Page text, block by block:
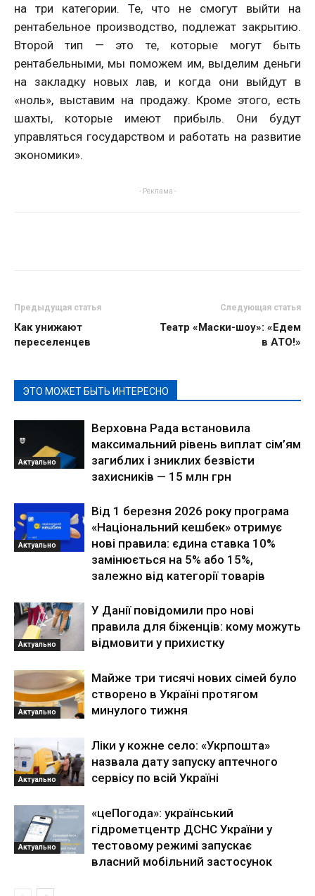
на три категории. Те, что не смогут выйти на
рентабельное производство, подлежат закрытию.
Второй тип — это те, которые могут быть
рентабельными, мы поможем им, выделим деньги
на закладку новых лав, и когда они выйдут в
«ноль», выставим на продажу. Кроме этого, есть
шахты, которые имеют прибыль. Они будут
управляться государством и работать на развитие
экономики».
- Реклама -
Предыдущая статья
Как унижают
переселенцев
Следующая статья
Театр «Маски-шоу»: «Едем
в АТО!»
ЭТО МОЖЕТ БЫТЬ ИНТЕРЕСНО
Актуально
Верховна Рада встановила
максимальний рівень виплат сім’ям
загиблих і зниклих безвісти
захисників — 15 млн грн
Актуально
Від 1 березня 2026 року програма
«Національний кешбек» отримує
нові правила: єдина ставка 10%
замінюється на 5% або 15%,
залежно від категорії товарів
Актуально
У Данії повідомили про нові
правила для біженців: кому можуть
відмовити у прихистку
Актуально
Майже три тисячі нових сімей було
створено в Україні протягом
минулого тижня
Актуально
Ліки у кожне село: «Укрпошта»
назвала дату запуску аптечного
сервісу по всій Україні
Актуально
«цеПогода»: український
гідрометцентр ДСНС України у
тестовому режимі запускає
власний мобільний застосунок